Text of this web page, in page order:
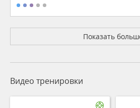
Показать
Видео тренировки